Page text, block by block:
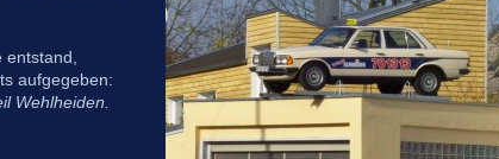
aufgegeben:
Wehlheiden.